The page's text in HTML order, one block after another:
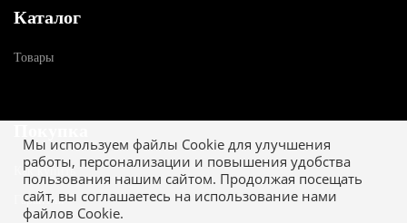
Мы используем файлы Cookie для улучшения
работы, персонализации и повышения удобства
пользования нашим сайтом. Продолжая посещать
сайт, вы соглашаетесь на использование нами
файлов Cookie.
Каталог
Товары
Как купить
Гарантия